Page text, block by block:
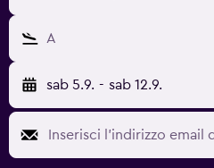
A
sab 5.9. - sab 12.9.